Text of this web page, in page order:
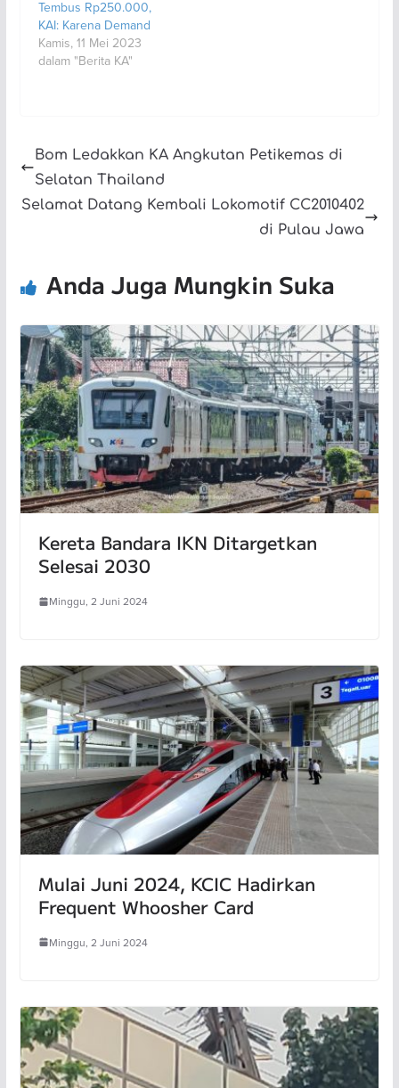
Tembus Rp250.000,
KAI: Karena Demand
Kamis, 11 Mei 2023
dalam "Berita KA"
Bom Ledakkan KA Angkutan Petikemas di
Selatan Thailand
Selamat Datang Kembali Lokomotif CC2010402
di Pulau Jawa
Anda Juga Mungkin Suka
Kereta Bandara IKN Ditargetkan
Selesai 2030
Minggu, 2 Juni 2024
Mulai Juni 2024, KCIC Hadirkan
Frequent Whoosher Card
Minggu, 2 Juni 2024